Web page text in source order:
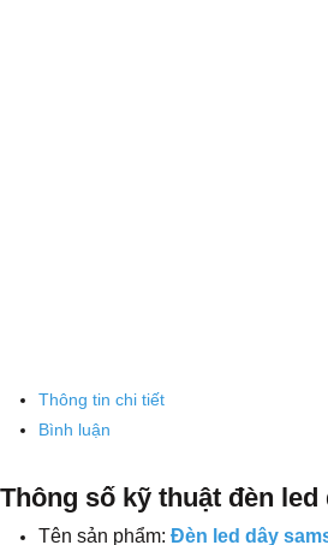
Thông tin chi tiết
Bình luận
Thông số kỹ thuật đèn
Tên sản phẩm: Đèn led dây